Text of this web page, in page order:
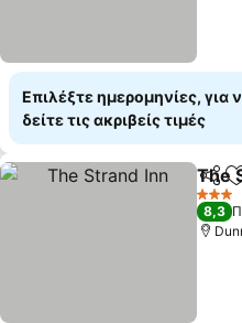
Επιλέξτε ημερομηνίες, για
δείτε τις ακριβείς τιμές
The
3
8,3